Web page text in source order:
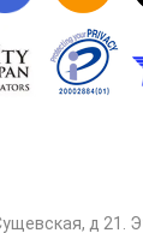
д 21.